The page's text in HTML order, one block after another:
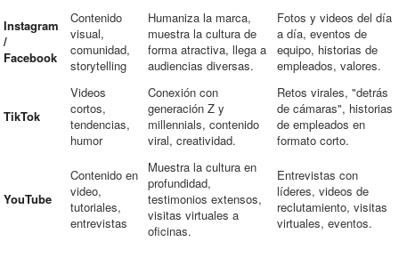
Instagram
/
Facebook
Contenido
visual,
comunidad,
storytelling
Humaniza la marca,
muestra la cultura de
forma atractiva, llega a
audiencias diversas.
Fotos y videos del día
a día, eventos de
equipo, historias de
empleados, valores.
TikTok
Videos
cortos,
tendencias,
humor
Conexión con
generación Z y
millennials, contenido
viral, creatividad.
Retos virales, "detrás
de cámaras", historias
de empleados en
formato corto.
YouTube
Contenido en
video,
tutoriales,
entrevistas
Muestra la cultura en
profundidad,
testimonios extensos,
visitas virtuales a
oficinas.
Entrevistas con
líderes, videos de
reclutamiento, visitas
virtuales, eventos.